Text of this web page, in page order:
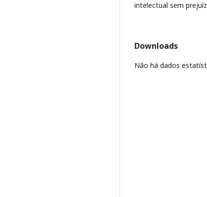
intelectual sem
Downloads
Não há dados